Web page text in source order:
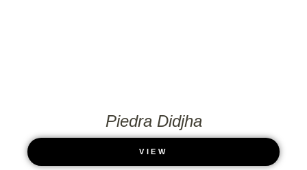
Piedra Didjha
VIEW